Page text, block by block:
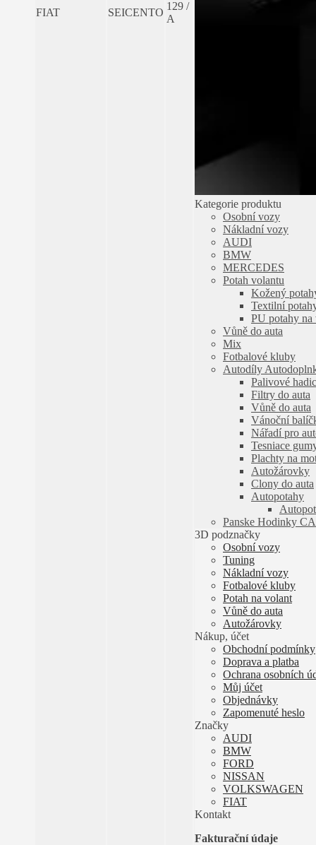
FIAT SEICENTO
129 /
A
Kategorie produktu
Osobní vozy
Nákladní vozy
AUDI
BMW
MERCEDES
Potah volantu
Kožený
Textilní
PU potahy na
Vůně do auta
Mix
Fotbalové kluby
Autodíly
Palivové
Filtry do auta
Vůně do auta
Vánoční
Nářadí pro
Tesniace
Plachty na
Autožárovky
Clony do auta
Autopotahy
Panske Hodinky
3D podznačky
Osobní vozy
Tuning
Nákladní vozy
Fotbalové kluby
Potah na volant
Vůně do auta
Autožárovky
Nákup, účet
Obchodní podmínky
Doprava a platba
Ochrana osobních
Můj účet
Objednávky
Zapomenuté heslo
Značky
AUDI
BMW
FORD
NISSAN
VOLKSWAGEN
FIAT
Kontakt
Fakturační údaje